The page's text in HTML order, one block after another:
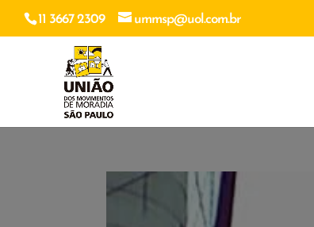
11 3667 2309 ummsp@uol.com.br